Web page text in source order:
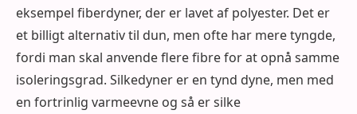
eksempel fiberdyner, der er lavet af polyester. Det er
et billigt alternativ til dun, men ofte har mere tyngde,
fordi man skal anvende flere fibre for at opnå samme
isoleringsgrad. Silkedyner er en tynd dyne, men med
en fortrinlig varmeevne og så er silke